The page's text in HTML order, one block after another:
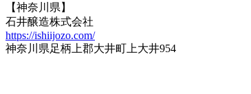
【神奈川県】
石井醸造株式会社
https://ishiijozo.com/
神奈川県足柄上郡大井町上大井954